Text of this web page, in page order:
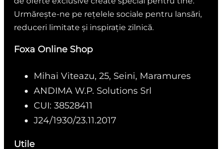
Urmărește-ne pe rețelele sociale pentru lansări,
reduceri limitate și inspirație zilnică.
Foxa Online Shop
Mihai Viteazu, 25, Seini, Maramures
ANDIMA W.P. Solutions Srl
CUI: 38528411
J24/1930/23.11.2017
Utile